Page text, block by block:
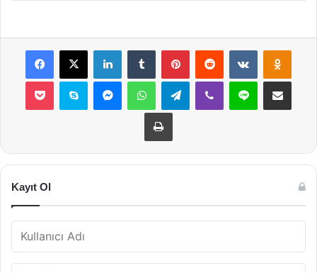
Facebook
X LinkedInTumblr PinterestReddit VKontakte
Pocket Skype MessengerWhatsAppTelegramViber Line E-Posta ile
Yazdır
Kayıt Ol